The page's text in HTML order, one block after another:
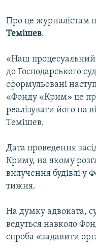
Про це журналістам
Темішев.
«Наш процесуальний
до Господарського
сформульовані
«Фонду «Крим» це
реалізувати його на
Темішев.
Дата проведення
Криму, на якому
вилучення будівлі у
тижня.
На думку адвоката,
ведуться навколо
спроба «задавити